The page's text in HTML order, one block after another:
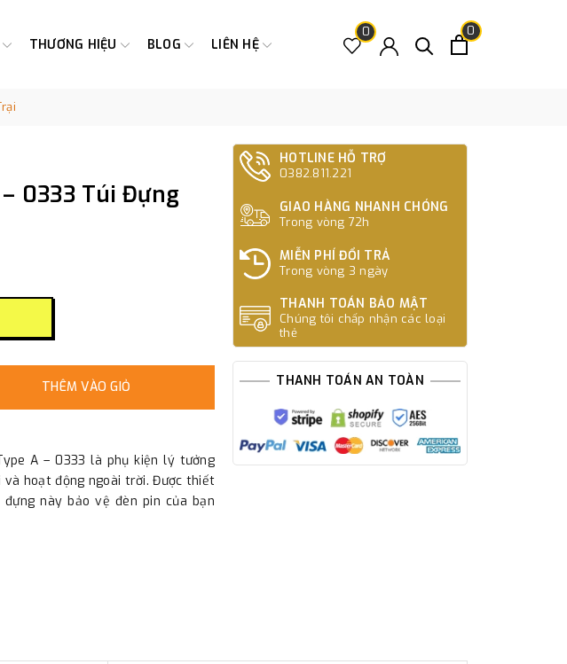
THƯƠNG HIỆU BLOG LIÊN HỆ
0 0
0333 Túi Đựng
THÊM VÀO GIỎ
A – 0333 là phụ kiện lý tưởng
hoạt động ngoài trời. Được thiết
này bảo vệ đèn pin của bạn
HOTLINE HỖ TRỢ
0382.811.221
GIAO HÀNG NHANH CHÓNG
Trong vòng 72h
MIỄN PHÍ ĐỔI TRẢ
Trong vòng 3 ngày
THANH TOÁN BẢO MẬT
Chúng tôi chấp nhận các loại
thẻ
THANH TOÁN AN TOÀN